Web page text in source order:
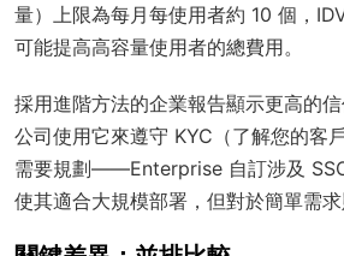
量）上限為每月每使用者約 10 個，
可能提高高容量使用者的總費用。
採用進階方法的企業報告顯示更高的
公司使用它來遵守 KYC（了解您的客
需要規劃——Enterprise 自訂涉及
使其適合大規模部署，但對於簡單需求